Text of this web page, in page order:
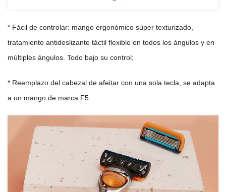
* Fácil de controlar: mango ergonómico súper texturizado,
tratamiento antideslizante táctil flexible en todos los ángulos y en
múltiples ángulos. Todo bajo su control;
* Reemplazo del cabezal de afeitar con una sola tecla, se adapta
a un mango de marca F5.